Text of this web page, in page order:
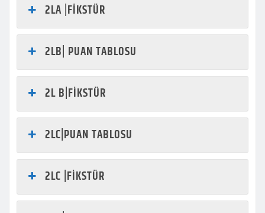
2LA |FİKSTÜR
2LB| PUAN TABLOSU
2L B|FİKSTÜR
2LC|PUAN TABLOSU
2LC |FİKSTÜR